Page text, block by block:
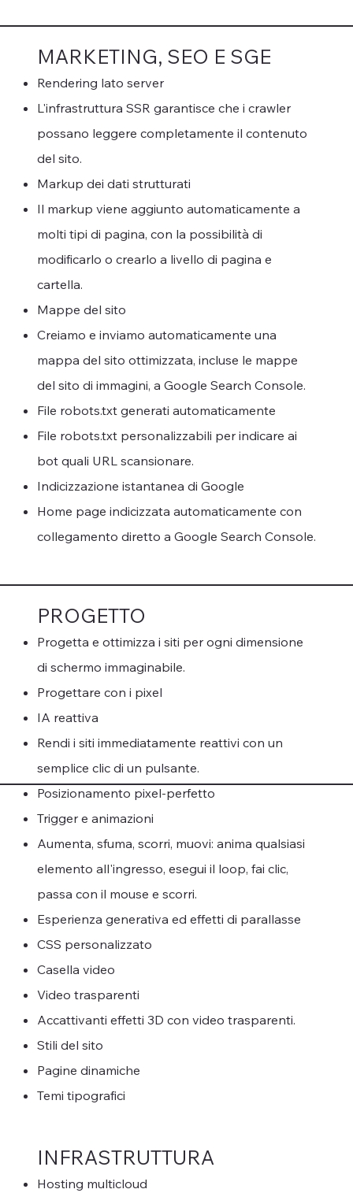
MARKETING, SEO E SGE
Rendering lato server
L'infrastruttura SSR garantisce che i crawler
possano leggere completamente il contenuto
del sito.
Markup dei dati strutturati
Il markup viene aggiunto automaticamente a
molti tipi di pagina, con la possibilità di
modificarlo o crearlo a livello di pagina e
cartella.
Mappe del sito
Creiamo e inviamo automaticamente una
mappa del sito ottimizzata, incluse le mappe
del sito di immagini, a Google Search Console.
File robots.txt generati automaticamente
File robots.txt personalizzabili per indicare ai
bot quali URL scansionare.
Indicizzazione istantanea di Google
Home page indicizzata automaticamente con
collegamento diretto a Google Search Console.
PROGETTO
Progetta e ottimizza i siti per ogni dimensione
di schermo immaginabile.
Progettare con i pixel
IA reattiva
Rendi i siti immediatamente reattivi con un
semplice clic di un pulsante.
Posizionamento pixel-perfetto
Trigger e animazioni
Aumenta, sfuma, scorri, muovi: anima qualsiasi
elemento all'ingresso, esegui il loop, fai clic,
passa con il mouse e scorri.
Esperienza generativa ed effetti di parallasse
CSS personalizzato
Casella video
Video trasparenti
Accattivanti effetti 3D con video trasparenti.
Stili del sito
Pagine dinamiche
Temi tipografici
INFRASTRUTTURA
​Hosting multicloud